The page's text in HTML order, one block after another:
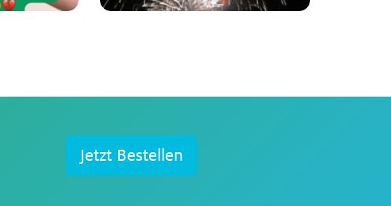
Jetzt Bestellen